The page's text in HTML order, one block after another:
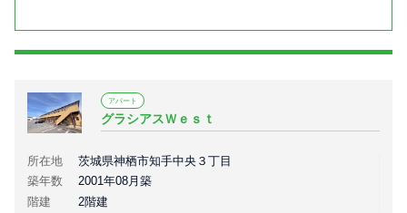
アパート
グラシアスＷｅｓｔ
所在地
茨城県神栖市知手中央３丁目
築年数
2001年08月築
階建
2階建